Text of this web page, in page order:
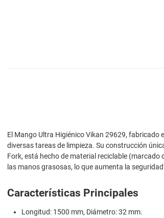
El Mango Ultra Higiénico Vikan 29629, fabricado
diversas tareas de limpieza. Su construcción
Fork, está hecho de material reciclable
las manos grasosas, lo que aumenta la
Características Principales
Longitud: 1500 mm, Diámetro: 32 mm.